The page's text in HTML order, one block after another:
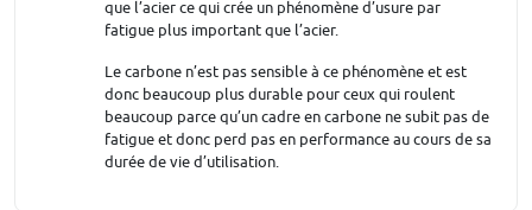
que l’acier ce qui crée un phénomène d’usure par
fatigue plus important que l’acier.
Le carbone n’est pas sensible à ce phénomène et est
donc beaucoup plus durable pour ceux qui roulent
beaucoup parce qu’un cadre en carbone ne subit pas de
fatigue et donc perd pas en performance au cours de sa
durée de vie d’utilisation.